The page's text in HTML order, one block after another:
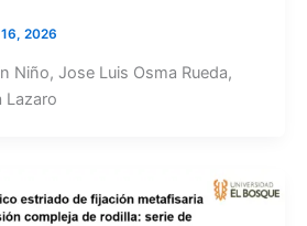
2026
Niño, Jose Luis Osma Rueda,
Lazaro